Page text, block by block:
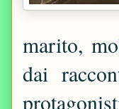
marito,
dai